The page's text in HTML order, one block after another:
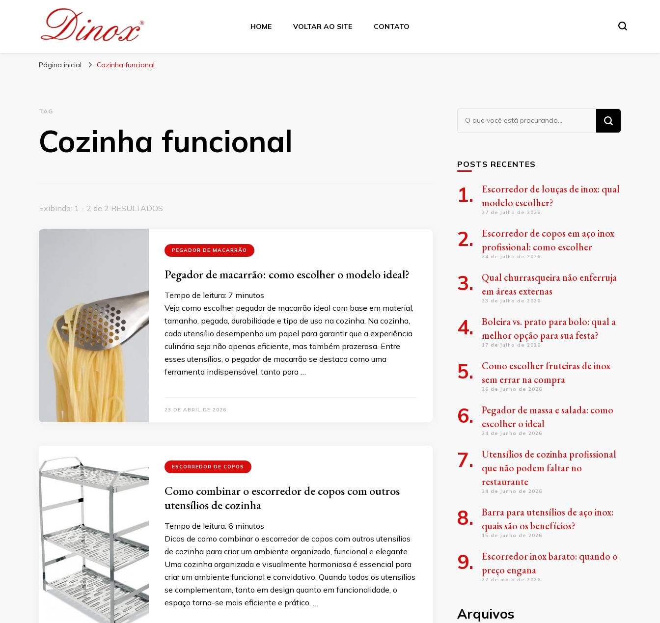
Blog Dinox
HOME VOLTAR AO SITE CONTATO
Página inicial Cozinha funcional
TAG
Cozinha funcional
Exibindo: 1 - 2 de 2 RESULTADOS
PEGADOR DE MACARRÃO
Pegador de macarrão: como escolher o modelo ideal?
Tempo de leitura: 7 minutos
Veja como escolher pegador de macarrão ideal com base em material,
tamanho, pegada, durabilidade e tipo de uso na cozinha. Na cozinha,
cada utensílio desempenha um papel para garantir que a experiência
culinária seja não apenas eficiente, mas também prazerosa. Entre
esses utensílios, o pegador de macarrão se destaca como uma
ferramenta indispensável, tanto para …
23 DE ABRIL DE 2026
ESCORREDOR DE COPOS
Como combinar o escorredor de copos com outros
utensílios de cozinha
Tempo de leitura: 6 minutos
Dicas de como combinar o escorredor de copos com outros utensílios
de cozinha para criar um ambiente organizado, funcional e elegante.
Uma cozinha organizada e visualmente harmoniosa é essencial para
criar um ambiente funcional e convidativo. Quando todos os utensílios
se complementam, tanto em design quanto em funcionalidade, o
espaço torna-se mais eficiente e prático. …
Procurando
algo?
POSTS RECENTES
Escorredor de louças de inox: qual
modelo escolher?
27 de julho de 2026
Escorredor de copos em aço inox
profissional: como escolher
24 de julho de 2026
Qual churrasqueira não enferruja
em áreas externas
23 de julho de 2026
Boleira vs. prato para bolo: qual a
melhor opção para sua festa?
17 de julho de 2026
Como escolher fruteiras de inox
sem errar na compra
26 de junho de 2026
Pegador de massa e salada: como
escolher o ideal
24 de junho de 2026
Utensílios de cozinha profissional
que não podem faltar no
restaurante
24 de junho de 2026
Barra para utensílios de aço inox:
quais são os benefícios?
15 de junho de 2026
Escorredor inox barato: quando o
preço engana
27 de maio de 2026
Arquivos